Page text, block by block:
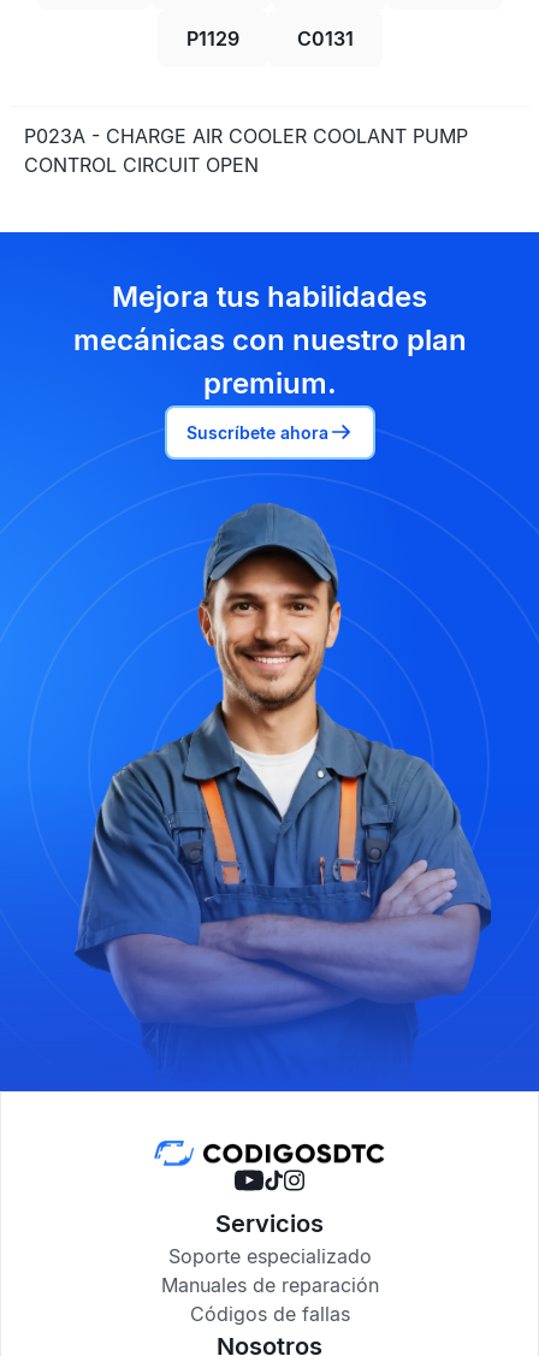
P1129 C0131
P023A - CHARGE AIR COOLER COOLANT PUMP
CONTROL CIRCUIT OPEN
Mejora tus habilidades
mecánicas con nuestro plan
premium.
Suscríbete ahora
Servicios
Soporte especializado
Manuales de reparación
Códigos de fallas
Nosotros